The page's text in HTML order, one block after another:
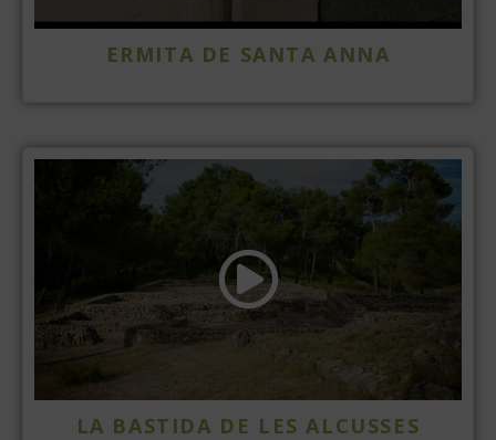
ERMITA DE SANTA ANNA
LA BASTIDA DE LES ALCUSSES